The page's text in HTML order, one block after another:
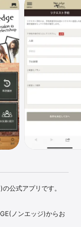
公式アプリです。
ノンエッジ)からお